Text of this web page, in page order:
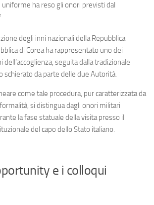
ha reso gli onori previsti dal
²
degli inni nazionali della Repubblica
di Corea ha rappresentato uno dei
seguita dalla tradizionale
schierato da parte delle due Autorità.
come tale procedura, pur caratterizzata da
si distingua dagli onori militari
la fase statuale della visita presso il
del capo dello Stato italiano.
e i colloqui